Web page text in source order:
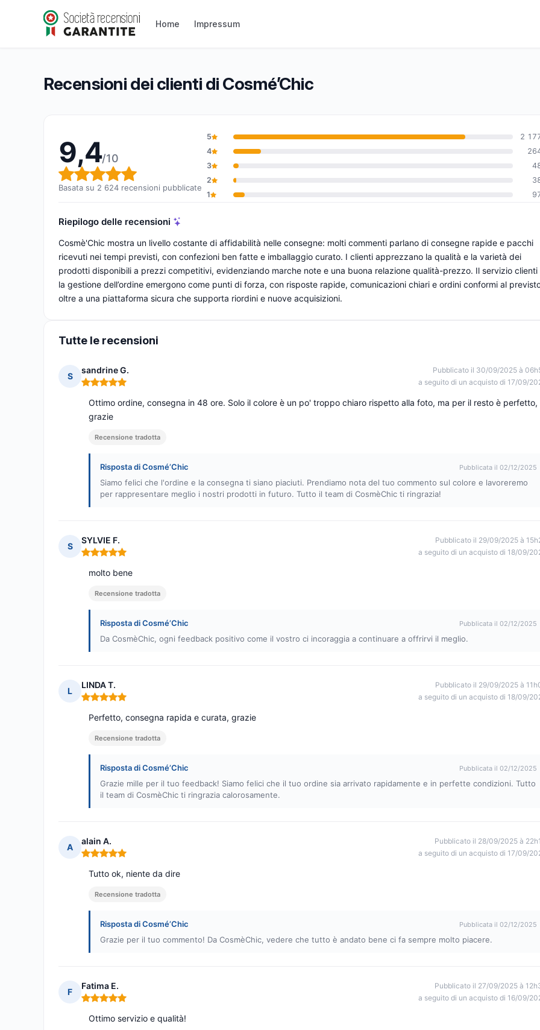
Home Impressum
Cosmé’Chic
Valutazione globale: 9,4 su 10
9,4/10(2 624 recensioni)
Recensioni dei clienti di Cosmé’Chic
9,4/10
Valutazione globale: 9,4 su 10
Basata su 2 624 recensioni pubblicate
5
2
4
3
2
1
Riepilogo delle recensioni
Cosmè'Chic mostra un livello costante di affidabilità nelle consegne: molti commenti parlano di consegne rapide e pacchi
ricevuti nei tempi previsti, con confezioni ben fatte e imballaggio curato. I clienti apprezzano la qualità e la varietà dei
prodotti disponibili a prezzi competitivi, evidenziando marche note e una buona relazione qualità-prezzo. Il servizio clienti
la gestione dell’ordine emergono come punti di forza, con risposte rapide, comunicazioni chiari e ordini conformi al
oltre a una piattaforma sicura che supporta riordini e nuove acquisizioni.
Tutte le recensioni
S
sandrine G.
Nota: 5 su 5
Pubblicato il 30/09/2025 à
a seguito di un acquisto di 17/09/
Ottimo ordine, consegna in 48 ore. Solo il colore è un po' troppo chiaro rispetto alla foto, ma per il resto è perfetto,
grazie
Recensione tradotta
Risposta di Cosmé’Chic Pubblicata il 02/12/2025
Siamo felici che l'ordine e la consegna ti siano piaciuti. Prendiamo nota del tuo commento sul colore e lavoreremo
per rappresentare meglio i nostri prodotti in futuro. Tutto il team di CosmèChic ti ringrazia!
S
SYLVIE F.
Nota: 5 su 5
Pubblicato il 29/09/2025 à
a seguito di un acquisto di 18/09/
molto bene
Recensione tradotta
Risposta di Cosmé’Chic Pubblicata il 02/12/2025
Da CosmèChic, ogni feedback positivo come il vostro ci incoraggia a continuare a offrirvi il meglio.
L
LINDA T.
Nota: 5 su 5
Pubblicato il 29/09/2025 à
a seguito di un acquisto di 18/09/
Perfetto, consegna rapida e curata, grazie
Recensione tradotta
Risposta di Cosmé’Chic Pubblicata il 02/12/2025
Grazie mille per il tuo feedback! Siamo felici che il tuo ordine sia arrivato rapidamente e in perfette condizioni. Tutto
il team di CosmèChic ti ringrazia calorosamente.
A
alain A.
Nota: 5 su 5
Pubblicato il 28/09/2025 à
a seguito di un acquisto di 17/09/
Tutto ok, niente da dire
Recensione tradotta
Risposta di Cosmé’Chic Pubblicata il 02/12/2025
Grazie per il tuo commento! Da CosmèChic, vedere che tutto è andato bene ci fa sempre molto piacere.
F
Fatima E.
Nota: 5 su 5
Pubblicato il 27/09/2025 à
a seguito di un acquisto di 16/09/
Ottimo servizio e qualità!